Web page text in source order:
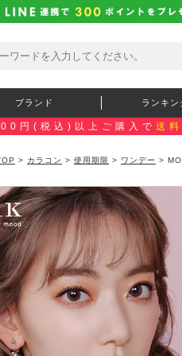
ブランド ランキン
円(税込)以上ご購入で 送
> カラコン > 使用期限 > ワンデー >